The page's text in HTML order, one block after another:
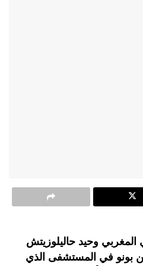
وحيد حاليلوزيتش
بونو في المستشفى الذي